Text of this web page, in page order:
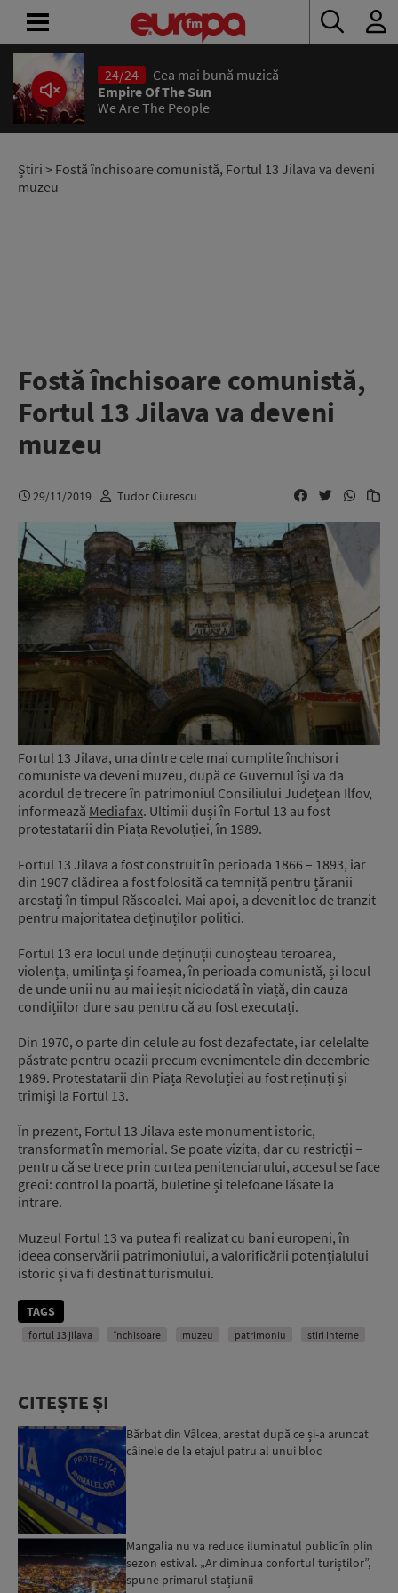
24/24
Cea mai bună muzică
Empire Of The Sun
We Are The People
Știri > Fostă închisoare comunistă, Fortul 13 Jilava va deveni
muzeu
Fostă închisoare comunistă,
Fortul 13 Jilava va deveni
muzeu
29/11/2019 Tudor Ciurescu
Fortul 13 Jilava, una dintre cele mai cumplite închisori
comuniste va deveni muzeu, după ce Guvernul își va da
acordul de trecere în patrimoniul Consiliului Județean Ilfov,
informează Mediafax. Ultimii duși în Fortul 13 au fost
protestatarii din Piața Revoluției, în 1989.
Fortul 13 Jilava a fost construit în perioada 1866 – 1893, iar
din 1907 clădirea a fost folosită ca temniţă pentru țăranii
arestați în timpul Răscoalei. Mai apoi, a devenit loc de tranzit
pentru majoritatea deținuților politici.
Fortul 13 era locul unde deținuții cunoșteau teroarea,
violența, umilința și foamea, în perioada comunistă, și locul
de unde unii nu au mai ieșit niciodată în viață, din cauza
condițiilor dure sau pentru că au fost executați.
Din 1970, o parte din celule au fost dezafectate, iar celelalte
păstrate pentru ocazii precum evenimentele din decembrie
1989. Protestatarii din Piața Revoluției au fost reținuți și
trimiși la Fortul 13.
În prezent, Fortul 13 Jilava este monument istoric,
transformat în memorial. Se poate vizita, dar cu restricții –
pentru că se trece prin curtea penitenciarului, accesul se face
greoi: control la poartă, buletine și telefoane lăsate la
intrare.
Muzeul Fortul 13 va putea fi realizat cu bani europeni, în
ideea conservării patrimoniului, a valorificării potențialului
istoric și va fi destinat turismului.
TAGS
fortul 13 jilava închisoare muzeu patrimoniu stiri interne
CITEȘTE ȘI
Bărbat din Vâlcea, arestat după ce și-a aruncat
câinele de la etajul patru al unui bloc
Mangalia nu va reduce iluminatul public în plin
sezon estival. „Ar diminua confortul turiștilor”,
spune primarul stațiunii
ACASĂ
ȘTIRI
RADIO